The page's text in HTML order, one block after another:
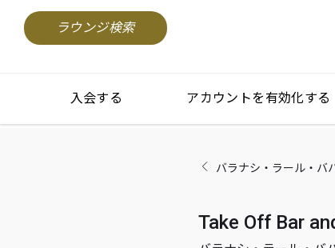
ラウンジ検索
入会する アカウントを有効化する
バラナシ・ラール・バ
Take Off Bar